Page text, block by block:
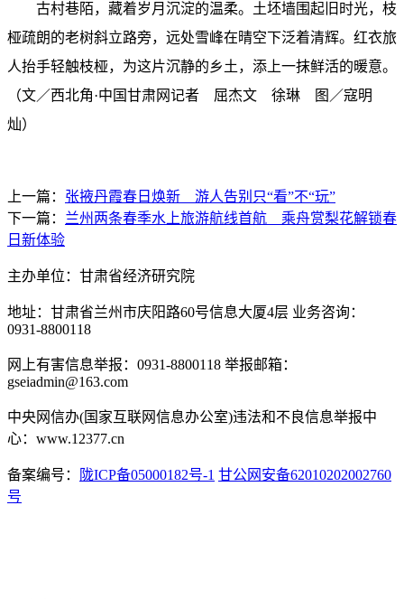
古村巷陌，藏着岁月沉淀的温柔。土坯墙围起旧时光，枝
桠疏朗的老树斜立路旁，远处雪峰在晴空下泛着清辉。红衣旅
人抬手轻触枝桠，为这片沉静的乡土，添上一抹鲜活的暖意。
（文／西北角·中国甘肃网记者 屈杰文 徐琳
图／寇明
灿）
上一篇： 张掖丹霞春日焕新 游人告别只“看”不“玩”
下一篇： 兰州两条春季水上旅游航线首航 乘舟赏梨花解锁春
日新体验
主办单位：甘肃省经济研究院
地址：甘肃省兰州市庆阳路60号信息大厦4层 业务咨询：
0931-8800118
网上有害信息举报：0931-8800118 举报邮箱：
gseiadmin@163.com
中央网信办(国家互联网信息办公室)违法和不良信息举报中
心：www.12377.cn
备案编号： 陇ICP备05000182号-1 甘公网安备62010202002760
号